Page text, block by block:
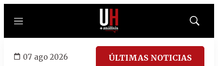
Menú
Mostrar
07 ago 2026 ÚLTIMAS NOTICIAS